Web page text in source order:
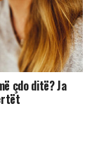
çdo ditë? Ja